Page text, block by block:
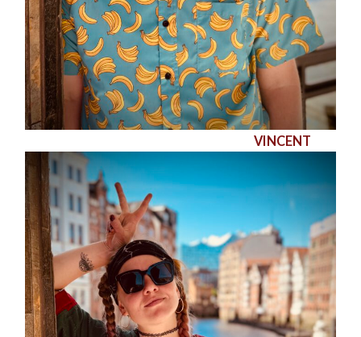
VINCENT